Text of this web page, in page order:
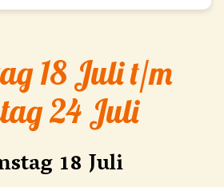
18 Juli t/m
24 Juli
18 Juli